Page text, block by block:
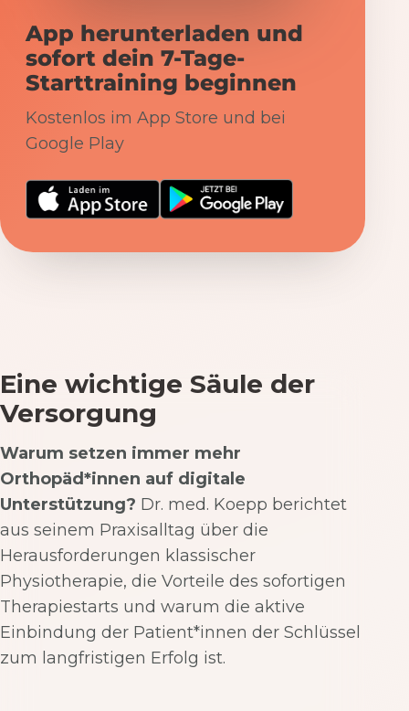
App herunterladen und
sofort dein 7-Tage-
Starttraining beginnen
Kostenlos im App Store und bei
Google Play
Eine wichtige Säule der
Versorgung
Warum setzen immer mehr
Orthopäd*innen auf digitale
Unterstützung? Dr. med. Koepp berichtet
aus seinem Praxisalltag über die
Herausforderungen klassischer
Physiotherapie, die Vorteile des sofortigen
Therapiestarts und warum die aktive
Einbindung der Patient*innen der Schlüssel
zum langfristigen Erfolg ist.